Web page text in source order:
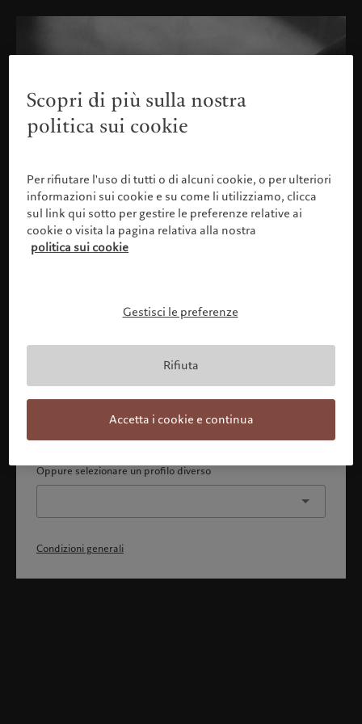
Confermare il proprio profilo
Con la presente dichiaro 1) di aver pienamente compreso
cittadino o residente degli Stati Uniti o del Canada.
Continua
Oppure selezionare un profilo diverso
Condizioni generali
Scopri di più sulla nostra
politica sui cookie
Per rifiutare l'uso di tutti o di alcuni cookie, o per ulteriori
informazioni sui cookie e su come li utilizziamo, clicca
sul link qui sotto per gestire le preferenze relative ai
cookie o visita la pagina relativa alla nostra
politica sui cookie
Gestisci le preferenze
Rifiuta
Accetta i cookie e continua